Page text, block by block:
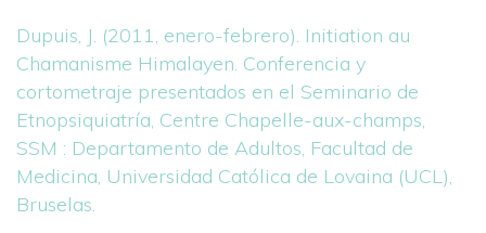
Dupuis, J. (2011, enero-febrero). Initiation au
Chamanisme Himalayen. Conferencia y
cortometraje presentados en el Seminario de
Etnopsiquiatría, Centre Chapelle-aux-champs,
SSM : Departamento de Adultos, Facultad de
Medicina, Universidad Católica de Lovaina (UCL),
Bruselas.